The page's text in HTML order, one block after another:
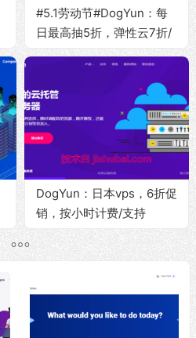
#5.1劳动节#DogYun：每
日最高抽5折，弹性云7折/
国等6个地区
DogYun：日本vps，6折促
销，按小时计费/支持